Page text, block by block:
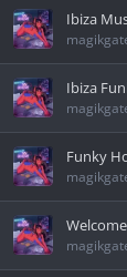
Ibiza
Ibiza
Funky